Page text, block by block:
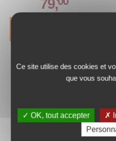
79
,
Ce site utilise des cookies et
que vous
✓ OK, tout accepter
✗